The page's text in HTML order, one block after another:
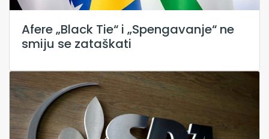
Afere „Black Tie“ i „Spengavanje“ ne
smiju se zataškati